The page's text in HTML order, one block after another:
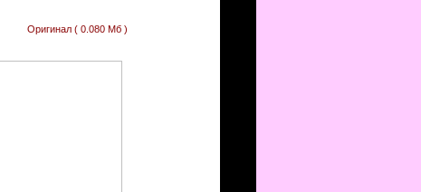
Оригинал ( 0.080 Мб )